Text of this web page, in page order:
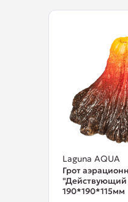
Laguna AQUA
Грот
"Действующий
190*190*115мм